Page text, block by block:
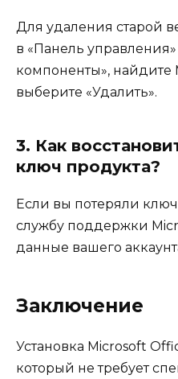
Для удаления старой
в «Панель
компоненты», найдите
выберите «Удалить».
3. Как
ключ продукта?
Если вы потеряли ключ
службу поддержки
данные вашего
Заключение
Установка Microsoft
который не требует